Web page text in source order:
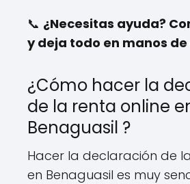
📞 ¿Necesitas ayuda?
y deja todo en manos
¿Cómo hacer la
de la renta online
Benaguasil ?
Hacer la declaración de
en Benaguasil es muy